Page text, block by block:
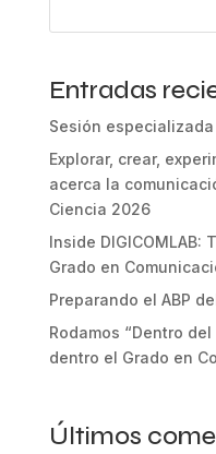
Entradas
Sesión especializada
Explorar, crear,
acerca la
Ciencia 2026
Inside
Grado en
Preparando el ABP
Rodamos “Dentro
dentro el Grado en
Últimos